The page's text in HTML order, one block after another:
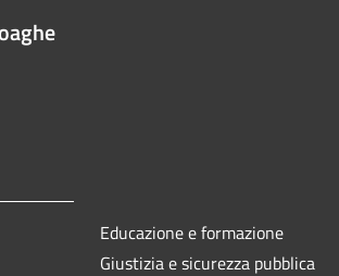
Educazione e formazione
Giustizia e sicurezza pubblica